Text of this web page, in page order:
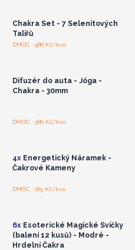
Chakra Set - 7 Selenitových
Talířů
DMOC : 986 Kč/kus
Přihlaste se nebo se
Difuzér do auta - Jóga -
Chakra - 30mm
DMOC : 586 Kč/kus
Přihlaste se nebo se
4xEnergetický Náramek -
Čakrové Kameny
DMOC : 165 Kč/kus
Přihlaste se nebo se
6xEsoterické Magické Svíčky
(balení 12 kusů) - Modré -
Hrdelní Čakra